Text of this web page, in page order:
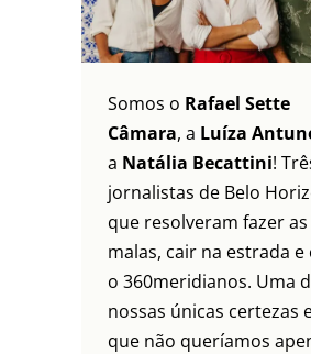
Somos o Rafael Sette
Câmara, a Luíza
a Natália Becattini!
jornalistas de Belo
que resolveram fazer as
malas, cair na estrada e
o 360meridianos. Uma
nossas únicas certezas
que não queríamos